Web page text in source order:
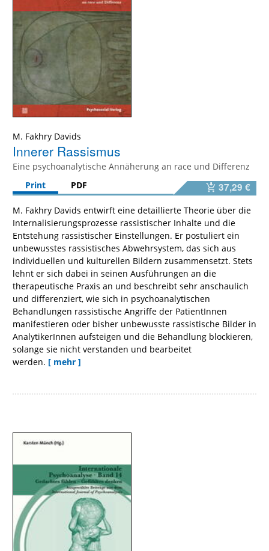
M. Fakhry Davids
Innerer Rassismus
Eine psychoanalytische Annäherung an race und Differenz
Print
PDF 37,29 €
M. Fakhry Davids entwirft eine detaillierte Theorie über die
Internalisierungsprozesse rassistischer Inhalte und die
Entstehung rassistischer Einstellungen. Er postuliert ein
unbewusstes rassistisches Abwehrsystem, das sich aus
individuellen und kulturellen Bildern zusammensetzt. Stets
lehnt er sich dabei in seinen Ausführungen an die
therapeutische Praxis an und beschreibt sehr anschaulich
und differenziert, wie sich in psychoanalytischen
Behandlungen rassistische Angriffe der PatientInnen
manifestieren oder bisher unbewusste rassistische Bilder in
AnalytikerInnen aufsteigen und die Behandlung blockieren,
solange sie nicht verstanden und bearbeitet
werden. [ mehr ]